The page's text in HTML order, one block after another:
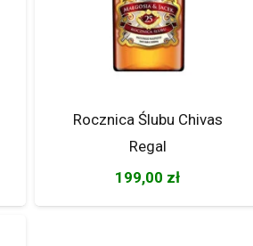
Rocznica Ślubu Chivas
Regal
199,00 zł